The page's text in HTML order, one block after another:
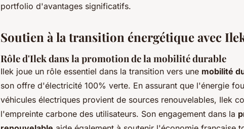
portfolio d'avantages significatifs.
Soutien à la transition énergétique avec
Rôle d'Ilek dans la promotion de la mobilité durable
Ilek joue un rôle essentiel dans la transition vers une mobilité
son offre d'électricité 100% verte. En assurant que l'énergie
véhicules électriques provient de sources renouvelables, Ilek
l'empreinte carbone des utilisateurs. Son engagement dans la